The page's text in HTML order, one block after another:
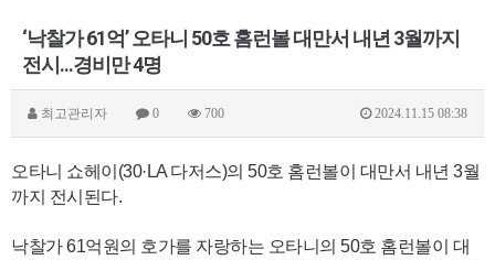
‘낙찰가 61억’ 오타니 50호 홈런볼 대만서 내년 3월까지
전시...경비만 4명
최고관리자 0 700 2024.11.15 08:38
오타니 쇼헤이(30·LA 다저스)의 50호 홈런볼이 대만서 내년 3월
까지 전시된다.
낙찰가 61억원의 호가를 자랑하는 오타니의 50호 홈런볼이 대